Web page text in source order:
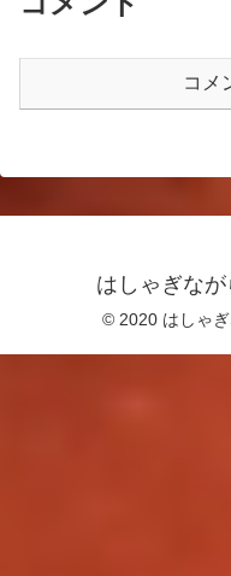
コメ
はしゃぎなが
© 2020 はしゃぎ